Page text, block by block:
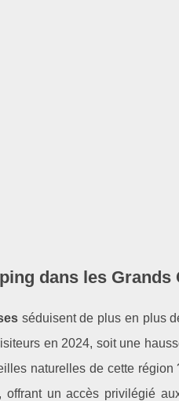
dans les Grands
séduisent de plus en plus
en 2024, soit une
naturelles de cette
, offrant un accès privilégié